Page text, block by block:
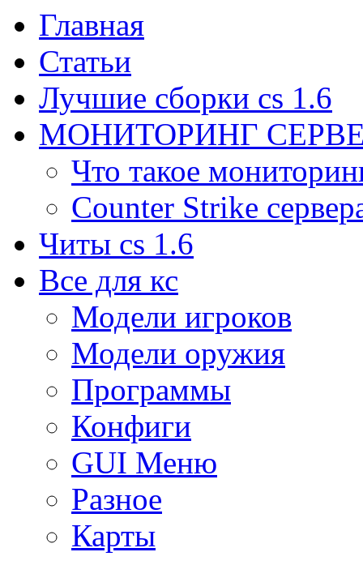
Главная
Статьи
Лучшие сборки cs 1.6
МОНИТОРИНГ
Что такое
Counter Strike
Читы cs 1.6
Все для кс
Модели игроков
Модели оружия
Программы
Конфиги
GUI Меню
Разное
Карты